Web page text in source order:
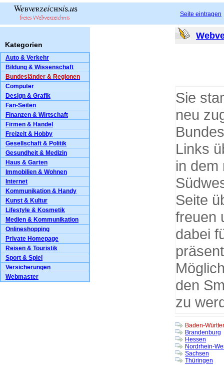
Seite eintragen
Kategorien
Auto & Verkehr
Bildung & Wissenschaft
Bundesländer & Regionen
Computer
Design & Grafik
Fan-Seiten
Finanzen & Wirtschaft
Firmen & Handel
Freizeit & Hobby
Gesellschaft & Politik
Gesundheit & Medizin
Haus & Garten
Immobilien & Wohnen
Internet
Kommunikation & Handy
Kunst & Kultur
Lifestyle & Kosmetik
Medien & Kommunikation
Onlineshopping
Private Homepage
Reisen & Touristik
Sport & Spiel
Versicherungen
Webmaster
Sie
neu
Links
in dem
Seite
freuen
dabei
den
zu
Baden-
Brandenburg
Hessen
Nordrhein-
Sachsen
Thüringen